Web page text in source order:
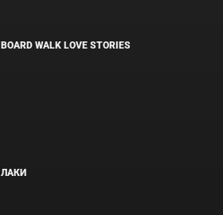
BOARD WALK LOVE STORIES
ЛАКИ